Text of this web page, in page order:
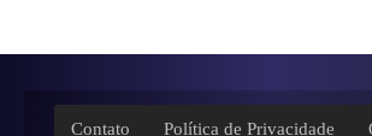
Contato Política de Privacidade